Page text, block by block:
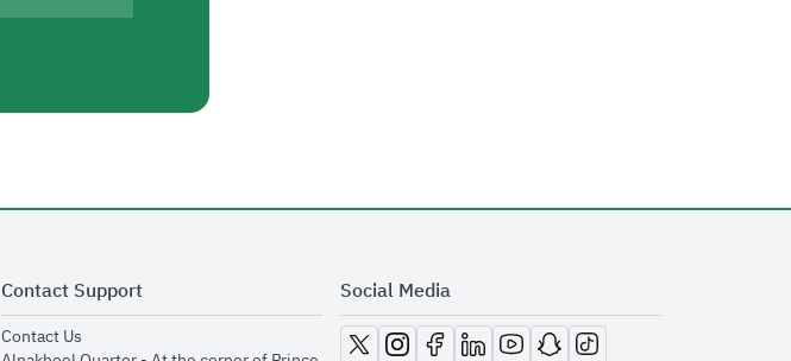
Contact Support
Contact Usopens in new window
Social Media
opens in new window
opens in new window
opens in new window
opens in new window
opens in new window
opens in new window
opens in new window